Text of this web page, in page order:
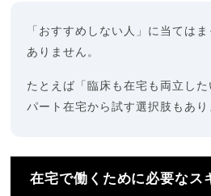
「おすすめしない人」に当ては
ありません。
たとえば「臨床も在宅も両立し
パート在宅から試す選択肢もあり
在宅で働くために必要なス